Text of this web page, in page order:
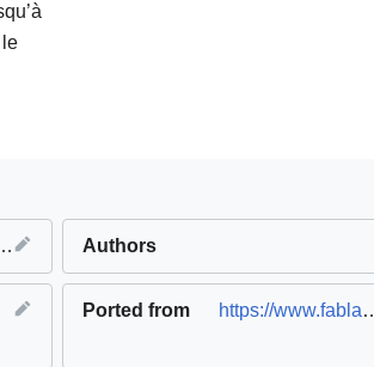
SDG05 Gender equality SDG09 Industry
Authors
Ported from https://www.fablabs.io/labs/unionlab